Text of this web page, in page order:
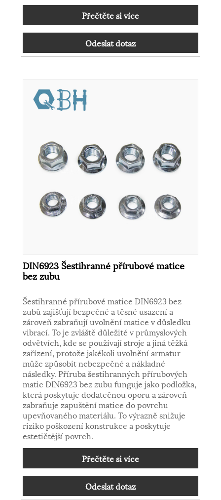
Přečtěte si více
Odeslat dotaz
DIN6923 Šestihranné přírubové matice
bez zubu
Šestihranné přírubové matice DIN6923 bez
zubů zajišťují bezpečné a těsné usazení a
zároveň zabraňují uvolnění matice v důsledku
vibrací. To je zvláště důležité v průmyslových
odvětvích, kde se používají stroje a jiná těžká
zařízení, protože jakékoli uvolnění armatur
může způsobit nebezpečné a nákladné
následky. Příruba šestihranných přírubových
matic DIN6923 bez zubu funguje jako podložka,
která poskytuje dodatečnou oporu a zároveň
zabraňuje zapuštění matice do povrchu
upevňovaného materiálu. To výrazně snižuje
riziko poškození konstrukce a poskytuje
estetičtější povrch.
Přečtěte si více
Odeslat dotaz